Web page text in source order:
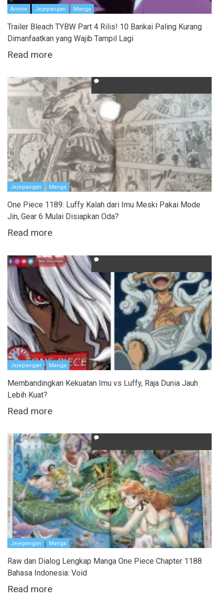
Anime Jejepangan Manga
Trailer Bleach TYBW Part 4 Rilis! 10 Bankai Paling Kurang
Dimanfaatkan yang Wajib Tampil Lagi
Read more
Jejepangan Manga
One Piece 1189: Luffy Kalah dari Imu Meski Pakai Mode
Jin, Gear 6 Mulai Disiapkan Oda?
Read more
Jejepangan Manga
Membandingkan Kekuatan Imu vs Luffy, Raja Dunia Jauh
Lebih Kuat?
Read more
Jejepangan Manga
Raw dan Dialog Lengkap Manga One Piece Chapter 1188
Bahasa Indonesia: Void
Read more